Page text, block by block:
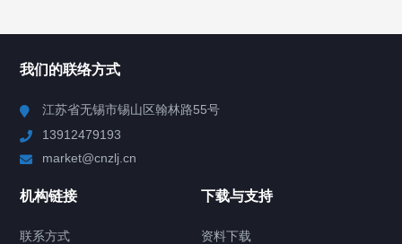
Chiller高精度制冷循环器
TCU温度控制单元
我们的联络方式
江苏省无锡市锡山区翰林路55号
13912479193
market@cnzlj.cn
机构链接
联系方式
下载与支持
资料下载